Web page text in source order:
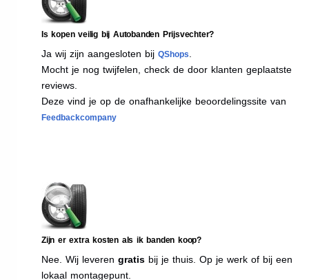
Is kopen veilig bij Autobanden Prijsvechter?
Ja wij zijn aangesloten bij QShops
Mocht je nog twijfelen, check de door klanten geplaatste
reviews.
Deze vind je op de onafhankelijke beoordelingssite van
Feedbackcompany
Zijn er extra kosten als ik banden koop?
Nee. Wij leveren gratis bij je thuis. Op je werk of bij een
lokaal montagepunt.